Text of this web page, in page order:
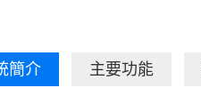
簡介 主要功能